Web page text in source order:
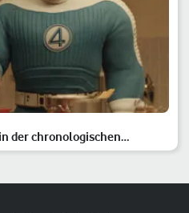
der chronologischen